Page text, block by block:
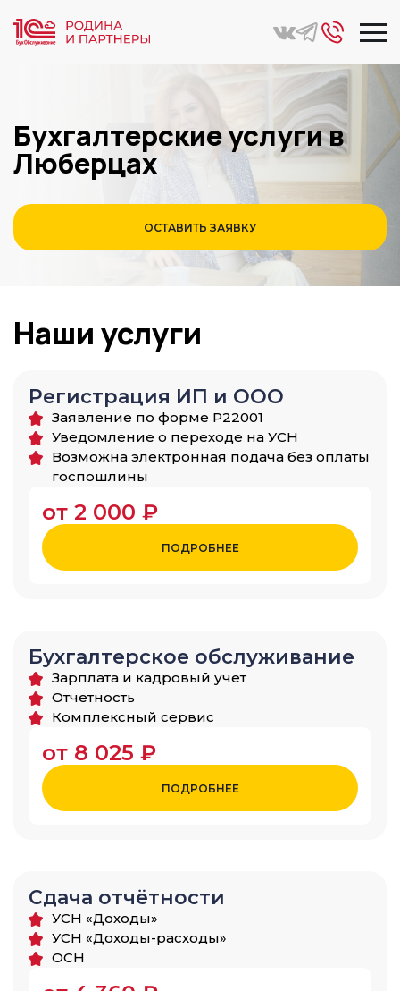
Бухгалтерские услуги в
Люберцах
ОСТАВИТЬ ЗАЯВКУ
Наши услуги
Регистрация ИП и ООО
Заявление по форме Р22001
Уведомление о переходе на УСН
Возможна электронная подача без оплаты
госпошлины
от 2 000 ₽
ПОДРОБНЕЕ
Бухгалтерское обслуживание
Зарплата и кадровый учет
Отчетность
Комплексный сервис
от 8 025 ₽
ПОДРОБНЕЕ
Сдача отчётности
УСН «Доходы»
УСН «Доходы-расходы»
ОСН